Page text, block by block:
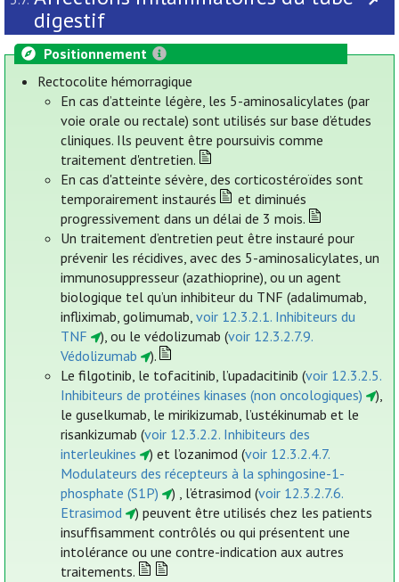
digestif
Positionnement
Rectocolite hémorragique
En cas d’atteinte légère, les 5-aminosalicylates (par
voie orale ou rectale) sont utilisés sur base d’études
cliniques. Ils peuvent être poursuivis comme
traitement d'entretien.
En cas d'atteinte sévère, des corticostéroïdes sont
temporairement instaurés
et diminués
progressivement dans un délai de 3 mois.
Un traitement d’entretien peut être instauré pour
prévenir les récidives, avec des 5-aminosalicylates, un
immunosuppresseur (azathioprine), ou un agent
biologique tel qu’un inhibiteur du TNF (adalimumab,
infliximab, golimumab,voir 12.3.2.1. Inhibiteurs du
TNF
), ou le védolizumab (voir 12.3.2.7.9.
Védolizumab
).
Le filgotinib, le tofacitinib, l’upadacitinib (voir 12.3.2.5.
Inhibiteurs de protéines kinases (non oncologiques)
),
le guselkumab, le mirikizumab, l’ustékinumab et le
risankizumab (voir 12.3.2.2. Inhibiteurs des
interleukines
) et l’ozanimod (voir 12.3.2.4.7.
Modulateurs des récepteurs à la sphingosine-1-
phosphate (S1P)
) , l’étrasimod (voir 12.3.2.7.6.
Etrasimod
) peuvent être utilisés chez les patients
insuffisamment contrôlés ou qui présentent une
intolérance ou une contre-indication aux autres
traitements.